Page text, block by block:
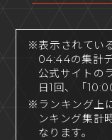
※表示されてい
04:44の集計
公式サイトの
日1回、「
※ランキング上
ンキング集計
なります。